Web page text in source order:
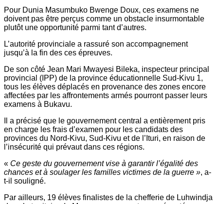
Pour Dunia Masumbuko Bwenge Doux, ces examens ne
doivent pas être perçus comme un obstacle insurmontable
plutôt une opportunité parmi tant d’autres.
L’autorité provinciale a rassuré son accompagnement
jusqu’à la fin des ces épreuves.
De son côté Jean Mari Mwayesi Bileka, inspecteur principal
provincial (IPP) de la province éducationnelle Sud-Kivu 1,
tous les élèves déplacés en provenance des zones encore
affectées par les affrontements armés pourront passer leurs
examens à Bukavu.
Il a précisé que le gouvernement central a entièrement pris
en charge les frais d’examen pour les candidats des
provinces du Nord-Kivu, Sud-Kivu et de l’Ituri, en raison de
l’insécurité qui prévaut dans ces régions.
« Ce geste du gouvernement vise à garantir l’égalité des
chances et à soulager les familles victimes de la guerre », a-
t-il souligné.
Par ailleurs, 19 élèves finalistes de la chefferie de Luhwindja